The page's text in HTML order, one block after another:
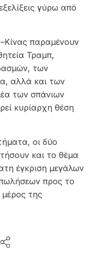
γύρω από
παραμένουν
Τραμπ,
των
αλλά και των
των σπάνιων
κυρίαρχη θέση
οι δύο
και το θέμα
έγκριση μεγάλων
προς το
μέρος της